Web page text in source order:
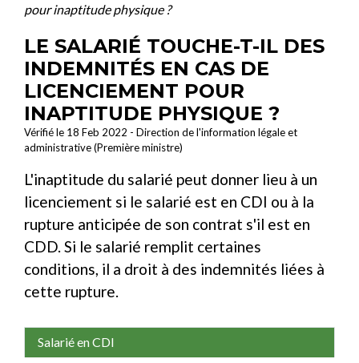
pour inaptitude physique ?
LE SALARIÉ TOUCHE-T-IL DES
INDEMNITÉS EN CAS DE
LICENCIEMENT POUR
INAPTITUDE PHYSIQUE ?
Vérifié le 18 Feb 2022 - Direction de l'information légale et
administrative (Première ministre)
L'inaptitude du salarié peut donner lieu à un
licenciement si le salarié est en CDI ou à la
rupture anticipée de son contrat s'il est en
CDD. Si le salarié remplit certaines
conditions, il a droit à des indemnités liées à
cette rupture.
Salarié en CDI